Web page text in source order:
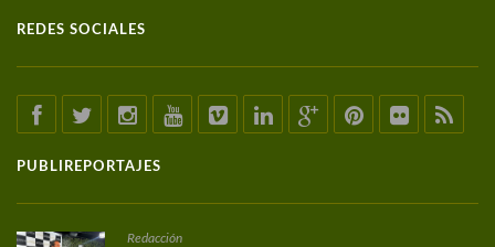
REDES SOCIALES
PUBLIREPORTAJES
Redacción